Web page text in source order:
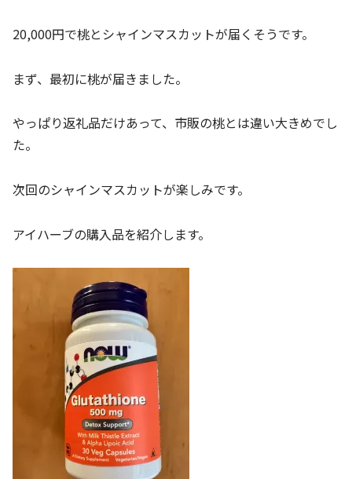
20,000円で桃とシャインマスカットが届くそうです。
まず、最初に桃が届きました。
やっぱり返礼品だけあって、市販の桃とは違い大きめでし
た。
次回のシャインマスカットが楽しみです。
アイハーブの購入品を紹介します。